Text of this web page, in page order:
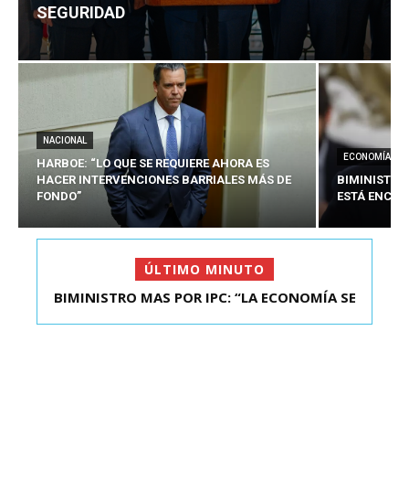
SEGURIDAD
NACIONAL
HARBOE: “LO QUE SE REQUIERE AHORA ES
HACER INTERVENCIONES BARRIALES MÁS DE
FONDO”
ECONOMÍA
BIMINISTRO
ESTÁ
ÚLTIMO MINUTO
KAST SE REUNIÓ CON EL PRESIDENTE ELECTO DE
BIMINISTRO MAS POR IPC: “LA ECONOMÍA SE